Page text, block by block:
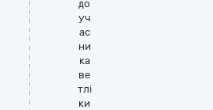
до
уч
ас
ни
ка
ве
тлі
ки